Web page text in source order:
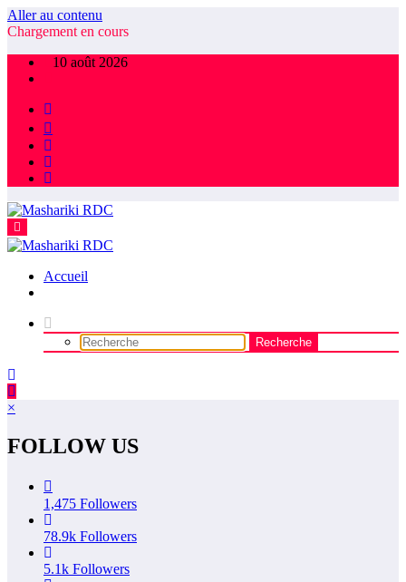
Aller au contenu
Chargement en cours
10 août 2026
Accueil
×
FOLLOW US
1,475 Followers
78.9k Followers
5.1k Followers